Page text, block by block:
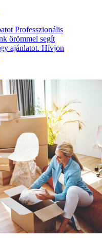
Professzionális
örömmel segít
ajánlatot. Hívjon